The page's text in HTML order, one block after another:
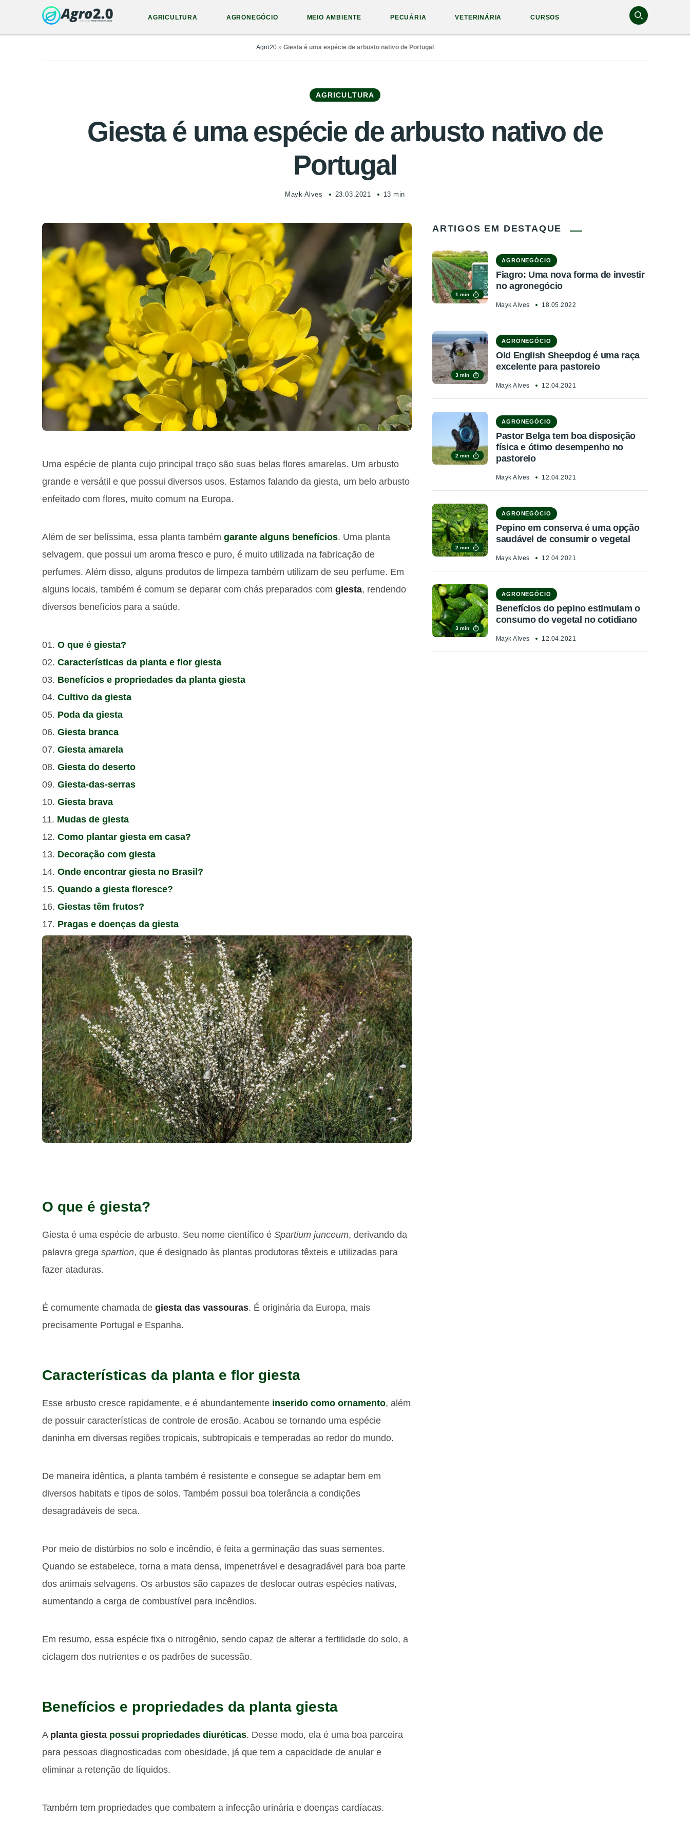
AGRICULTURA AGRONEGÓCIO MEIO AMBIENTE PECUÁRIA VETERINÁRIA CURSOS
Agro20 » Giesta é uma espécie de arbusto nativo de Portugal
AGRICULTURA
Giesta é uma espécie de arbusto nativo de
Portugal
Mayk Alves 23.03.2021 13 min
Uma espécie de planta cujo principal traço são suas belas flores amarelas. Um arbusto
grande e versátil e que possui diversos usos. Estamos falando da giesta, um belo arbusto
enfeitado com flores, muito comum na Europa.
Além de ser belíssima, essa planta também garante alguns benefícios. Uma planta
selvagem, que possui um aroma fresco e puro, é muito utilizada na fabricação de
perfumes. Além disso, alguns produtos de limpeza também utilizam de seu perfume. Em
alguns locais, também é comum se deparar com chás preparados com giesta, rendendo
diversos benefícios para a saúde.
O que é giesta?
Características da planta e flor giesta
Benefícios e propriedades da planta giesta
Cultivo da giesta
Poda da giesta
Giesta branca
Giesta amarela
Giesta do deserto
Giesta-das-serras
Giesta brava
Mudas de giesta
Como plantar giesta em casa?
Decoração com giesta
Onde encontrar giesta no Brasil?
Quando a giesta floresce?
Giestas têm frutos?
Pragas e doenças da giesta
O que é giesta?
Giesta é uma espécie de arbusto. Seu nome científico é Spartium junceum, derivando da
palavra grega spartion, que é designado às plantas produtoras têxteis e utilizadas para
fazer ataduras.
É comumente chamada de giesta das vassouras. É originária da Europa, mais
precisamente Portugal e Espanha.
Características da planta e flor giesta
Esse arbusto cresce rapidamente, e é abundantemente inserido como ornamento, além
de possuir características de controle de erosão. Acabou se tornando uma espécie
daninha em diversas regiões tropicais, subtropicais e temperadas ao redor do mundo.
De maneira idêntica, a planta também é resistente e consegue se adaptar bem em
diversos habitats e tipos de solos. Também possui boa tolerância a condições
desagradáveis de seca.
Por meio de distúrbios no solo e incêndio, é feita a germinação das suas sementes.
Quando se estabelece, torna a mata densa, impenetrável e desagradável para boa parte
dos animais selvagens. Os arbustos são capazes de deslocar outras espécies nativas,
aumentando a carga de combustível para incêndios.
Em resumo, essa espécie fixa o nitrogênio, sendo capaz de alterar a fertilidade do solo, a
ciclagem dos nutrientes e os padrões de sucessão.
Benefícios e propriedades da planta giesta
A planta giesta possui propriedades diuréticas. Desse modo, ela é uma boa parceira
para pessoas diagnosticadas com obesidade, já que tem a capacidade de anular e
eliminar a retenção de líquidos.
Também tem propriedades que combatem a infecção urinária e doenças cardíacas.
ARTIGOS EM DESTAQUE
1 min
AGRONEGÓCIO
Fiagro: Uma nova forma de investir
no agronegócio
Mayk Alves 18.05.2022
3 min
AGRONEGÓCIO
Old English Sheepdog é uma raça
excelente para pastoreio
Mayk Alves 12.04.2021
2 min
AGRONEGÓCIO
Pastor Belga tem boa disposição
física e ótimo desempenho no
pastoreio
Mayk Alves 12.04.2021
2 min
AGRONEGÓCIO
Pepino em conserva é uma opção
saudável de consumir o vegetal
Mayk Alves 12.04.2021
3 min
AGRONEGÓCIO
Benefícios do pepino estimulam o
consumo do vegetal no cotidiano
Mayk Alves 12.04.2021